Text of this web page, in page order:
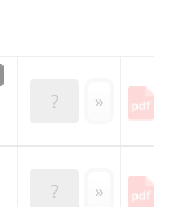
? »
? »